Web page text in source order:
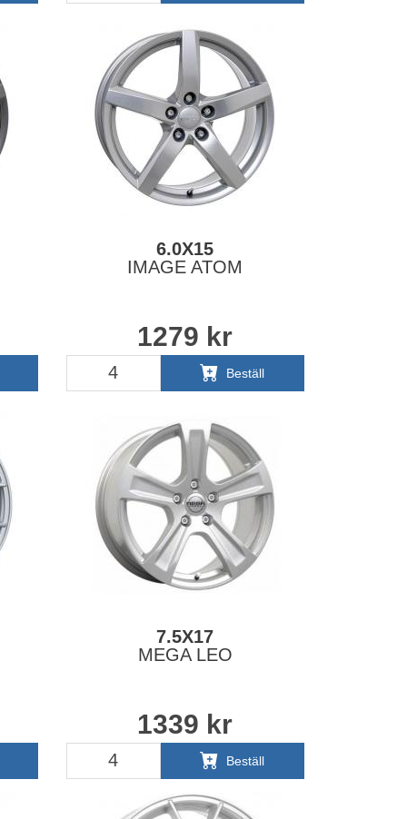
6.0X15
IMAGE ATOM
1279 kr
Beställ
7.5X17
MEGA LEO
1339 kr
Beställ